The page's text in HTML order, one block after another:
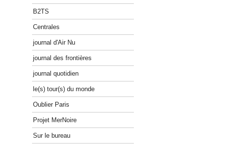
B2TS
Centrales
journal d'Air Nu
journal des frontières
journal quotidien
le(s) tour(s) du monde
Oublier Paris
Projet MerNoire
Sur le bureau